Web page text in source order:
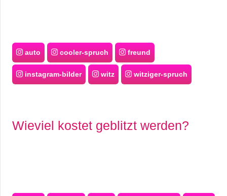
auto cooler-spruch freund
instagram-bilder witz witziger-spruch
Wieviel kostet geblitzt werden?